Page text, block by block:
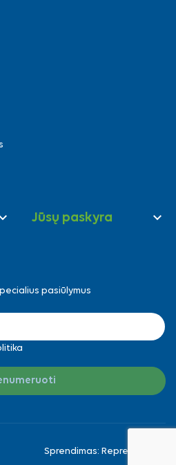
Jūsų paskyra 
pasiūlymus
Sprendimas: Reprezentuok